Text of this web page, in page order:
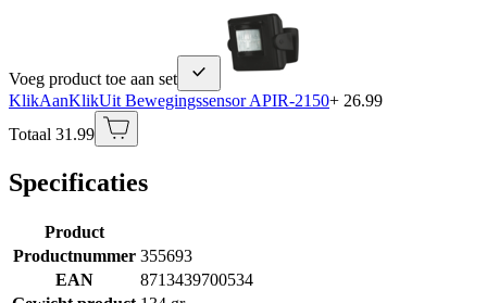
Voeg product toe aan set
KlikAanKlikUit Bewegingssensor APIR-2150+ 26.99
Totaal 31.99
Specificaties
Product
Productnummer 355693
EAN
8713439700534